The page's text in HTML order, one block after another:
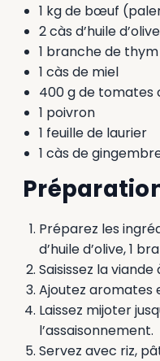
1 kg de bœuf
2 càs d’huile d’olive
1 branche de thym
1 càs de miel
400 g de tomates
1 poivron
1 feuille de laurier
1 càs de
Préparez les
d’huile d’olive, 1
Saisissez la
Ajoutez aromates
Laissez mijoter
l’assaisonnement.
Servez avec riz,